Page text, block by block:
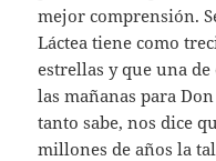
mejor comprensión.
Láctea tiene como
estrellas y que una de
las mañanas para
tanto sabe, nos dice
millones de años la